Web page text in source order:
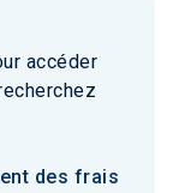
accéder
des frais